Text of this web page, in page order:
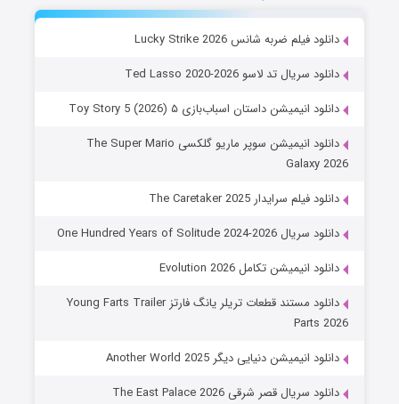
دانلود فیلم ضربه شانس Lucky Strike 2026
دانلود سریال تد لاسو Ted Lasso 2020-2026
دانلود انیمیشن داستان اسباب‌بازی ۵ Toy Story 5 (2026)
دانلود انیمیشن سوپر ماریو گلکسی The Super Mario
Galaxy 2026
دانلود فیلم سرایدار The Caretaker 2025
دانلود سریال One Hundred Years of Solitude 2024-2026
دانلود انیمیشن تکامل Evolution 2026
دانلود مستند قطعات تریلر یانگ فارتز Young Farts Trailer
Parts 2026
دانلود انیمیشن دنیایی دیگر Another World 2025
دانلود سریال قصر شرقی The East Palace 2026